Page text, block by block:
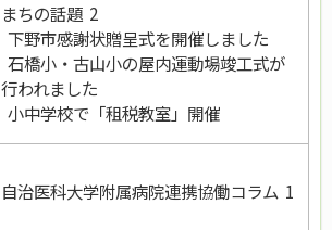
まちの話題 2
下野市感謝状贈呈式を開催しました
石橋小・古山小の屋内運動場竣工式が
行われました
小中学校で「租税教室」開催
自治医科大学附属病院連携協働コラム 1